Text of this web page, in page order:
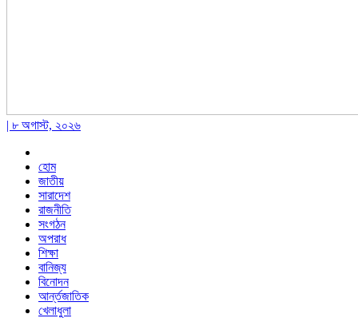
| ৮ অগাস্ট, ২০২৬
হোম
জাতীয়
সারাদেশ
রাজনীতি
সংগঠন
অপরাধ
শিক্ষা
বানিজ্য
বিনোদন
আর্ন্তজাতিক
খেলাধুলা